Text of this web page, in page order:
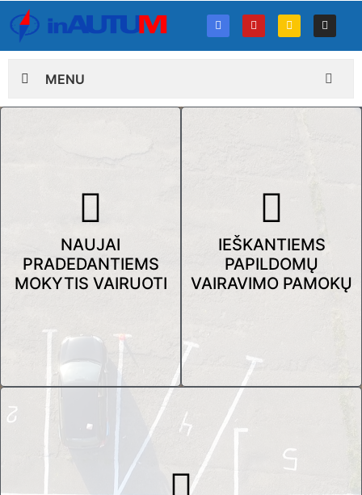
MENU
NAUJAI
PRADEDANTIEMS
MOKYTIS VAIRUOTI
IEŠKANTIEMS
PAPILDOMŲ
VAIRAVIMO PAMOKŲ